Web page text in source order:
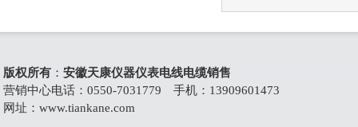
版权所有 ： 安徽天康仪器仪表电线电缆销售
营销中心电话：0550-7031779 手机：13909601473
网址： www.tiankane.com